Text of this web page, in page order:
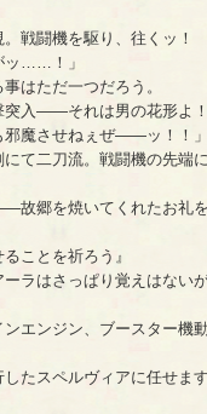
戦闘機を駆り、往くッ！
ッ……！」
はただ一つだろう。
入――それは男の花形よ！
邪魔させねぇぜ――ッ！！」
て二刀流。戦闘機の先端
故郷を焼いてくれたお礼
ことを祈ろう』
ラはさっぱり覚えはない
エンジン、ブースター機
したスペルヴィアに任せま